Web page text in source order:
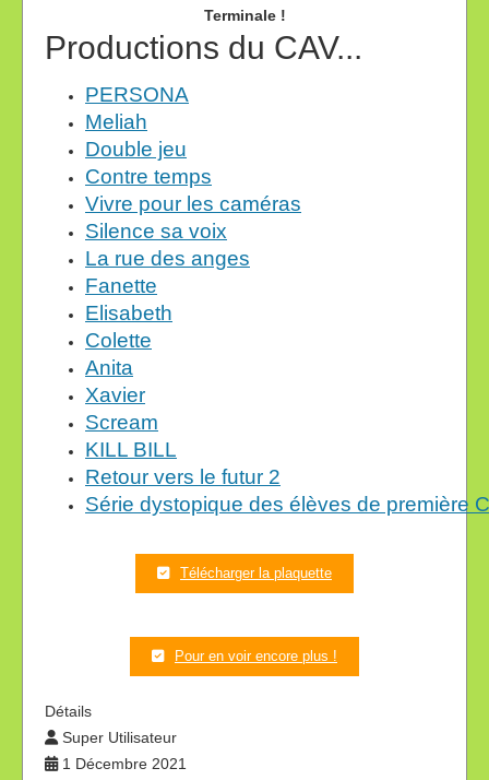
Terminale !
Productions du CAV...
PERSONA
Meliah
Double jeu
Contre temps
Vivre pour les caméras
Silence sa voix
La rue des anges
Fanette
Elisabeth
Colette
Anita
Xavier
Scream
KILL BILL
Retour vers le futur 2
Série dystopique des élèves de première
Télécharger la plaquette
Pour en voir encore plus !
Détails
Super Utilisateur
1 Décembre 2021